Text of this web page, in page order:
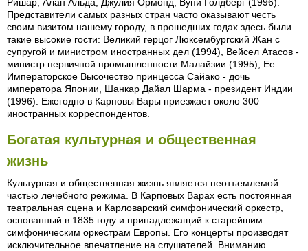
Представители самых разных стран часто оказывают честь
своим визитом нашему городу, в прошедших годах здесь были
такие высокие гости: Великий герцог Люксембургский Жан с
супругой и министром иностранных дел (1994), Вейсел Атасов -
министр первичной промышленности Малайзии (1995), Ее
Императорское Высочество принцесса Сайако - дочь
императора Японии, Шанкар Дайал Шарма - президент Индии
(1996). Ежегодно в Карповы Вары приезжает около 300
иностранных корреспондентов.
Богатая культурная и общественная
жизнь
Культурная и общественная жизнь является неотъемлемой
частью лечебного режима. В Карповых Варах есть постоянная
театральная сцена и Карловарский симфонический оркестр,
основанный в 1835 году и принадлежащий к старейшим
симфоническим оркестрам Европы. Его концерты производят
исключительное впечатление на слушателей. Вниманию